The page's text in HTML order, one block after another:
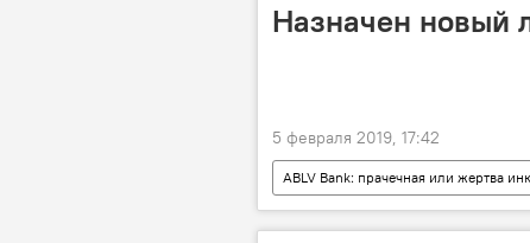
Назначен новый
5 февраля 2019, 17:42
ABLV Bank: прачечная или жертва
Комиссия по рынку финансов и